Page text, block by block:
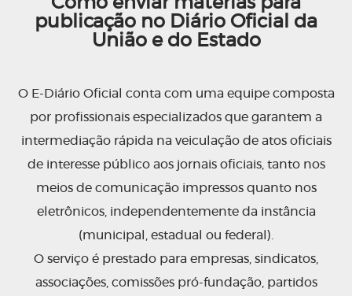
publicação no Diário Oficial da
União e do Estado
O E-Diário Oficial conta com uma equipe composta
por profissionais especializados que garantem a
intermediação rápida na veiculação de atos oficiais
de interesse público aos jornais oficiais, tanto nos
meios de comunicação impressos quanto nos
eletrônicos, independentemente da instância
(municipal, estadual ou federal).
O serviço é prestado para empresas, sindicatos,
associações, comissões pró-fundação, partidos